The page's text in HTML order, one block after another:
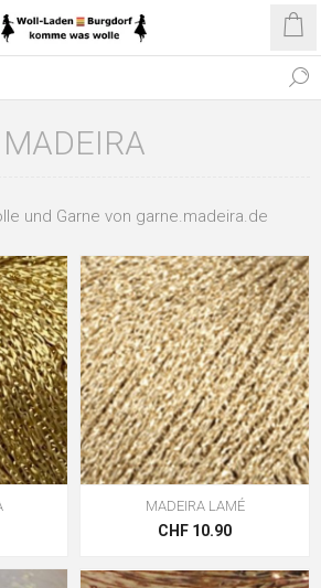
MADEIRA
und Garne von garne.madeira.de
MADEIRA LAMÉ
CHF 10.90